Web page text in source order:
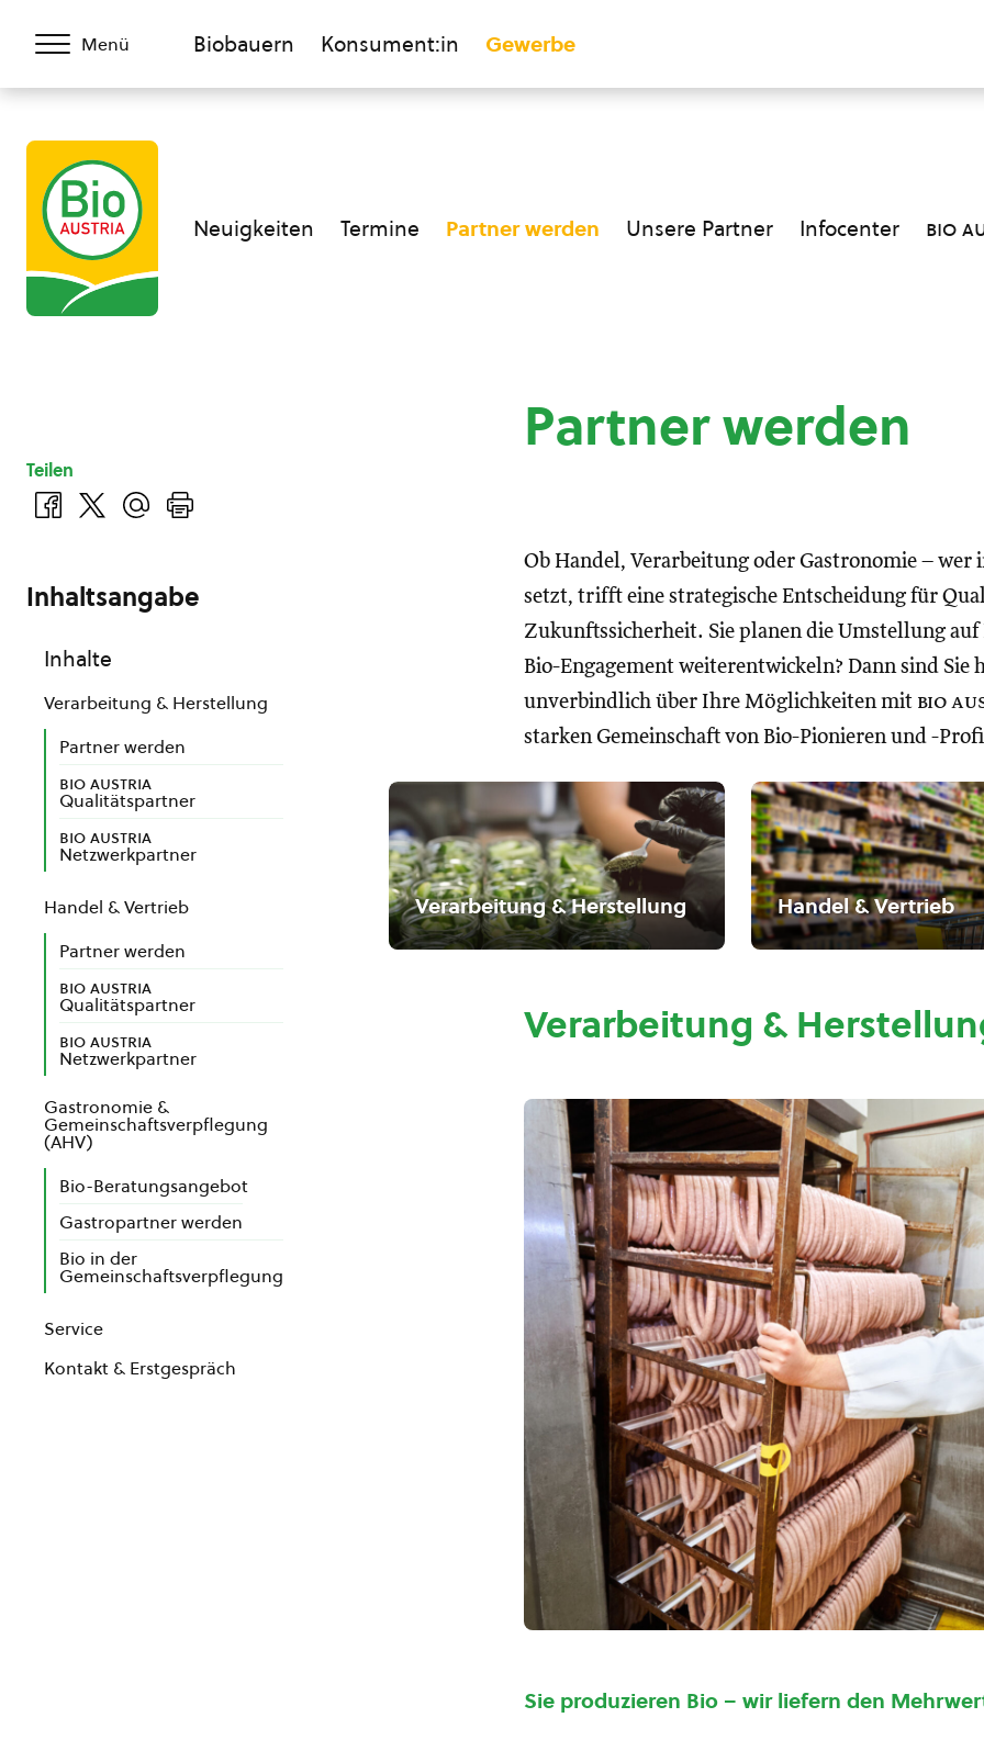
Menü Biobauern Konsument:in Gewerbe
Neuigkeiten Termine Partner werden Unsere Partner Infocenter bio
Partner werden
Ob Handel, Verarbeitung oder Gastronomie – wer
setzt, trifft eine strategische Entscheidung für
Zukunftssicherheit. Sie planen die Umstellung
Bio-Engagement weiterentwickeln? Dann sind
unverbindlich über Ihre Möglichkeiten mit bio
starken Gemeinschaft von Bio-Pionieren und -
Verarbeitung & Herstellung Handel & Vertrieb
Verarbeitung &
Sie produzieren Bio – wir liefern den
Teilen
Inhaltsangabe
Inhalte
Verarbeitung & Herstellung
Partner werden
bio austria
Qualitätspartner
bio austria
Netzwerkpartner
Handel & Vertrieb
Partner werden
bio austria
Qualitätspartner
bio austria
Netzwerkpartner
Gastronomie &
Gemeinschaftsverpflegung
(AHV)
Bio-Beratungsangebot
Gastropartner werden
Bio in der
Gemeinschaftsverpflegung
Service
Kontakt & Erstgespräch